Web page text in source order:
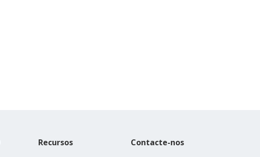
Recursos
Contacte-nos